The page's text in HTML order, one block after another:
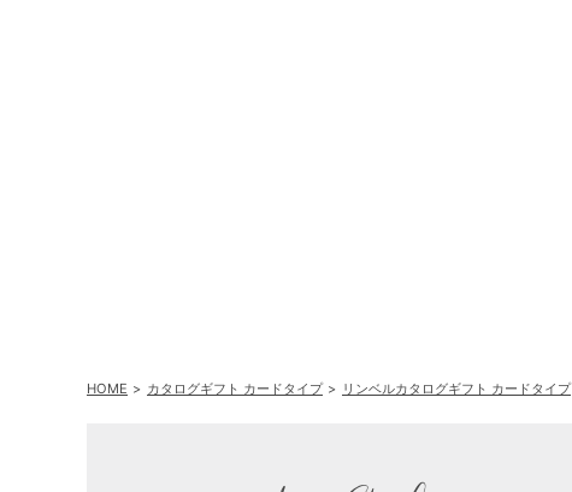
HOME カタログギフト カードタイプ リンベルカタログギフト カードタイプ